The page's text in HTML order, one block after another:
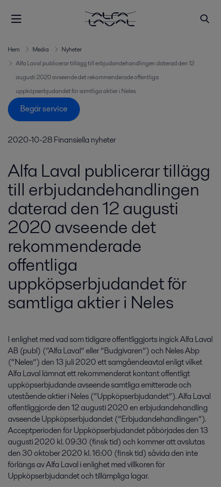
Hem Media
Nyheter
Alfa Laval publicerar tillägg till erbjudandehandlingen daterad den 12
augusti 2020 avseende det rekommenderade offentliga
uppköpserbjudandet för samtliga aktier i Neles
Begär service
2020-10-28Finansiella nyheter
Alfa Laval publicerar tillägg
till erbjudandehandlingen
daterad den 12 augusti
2020 avseende det
rekommenderade
offentliga
uppköpserbjudandet för
samtliga aktier i Neles
I enlighet med vad som tidigare offentliggjorts ingick Alfa Laval
AB (publ) (“Alfa Laval” eller ”Budgivaren”) och Neles Abp
(“Neles”) den 13 juli 2020 ett samgåendeavtal enligt vilket
Alfa Laval lämnat ett rekommenderat kontant offentligt
uppköpserbjudande avseende samtliga emitterade och
utestående aktier i Neles (“Uppköpserbjudandet”). Alfa Laval
offentliggjorde den 12 augusti 2020 en erbjudandehandling
avseende Uppköpserbjudandet (”Erbjudandehandlingen”).
Acceptperioden för Uppköpserbjudandet påbörjades den 13
augusti 2020 kl. 09:30 (finsk tid) och kommer att avslutas
den 30 oktober 2020 kl. 16:00 (finsk tid) såvida den inte
förlängs av Alfa Laval i enlighet med villkoren för
Uppköpserbjudandet och tillämpliga lagar.